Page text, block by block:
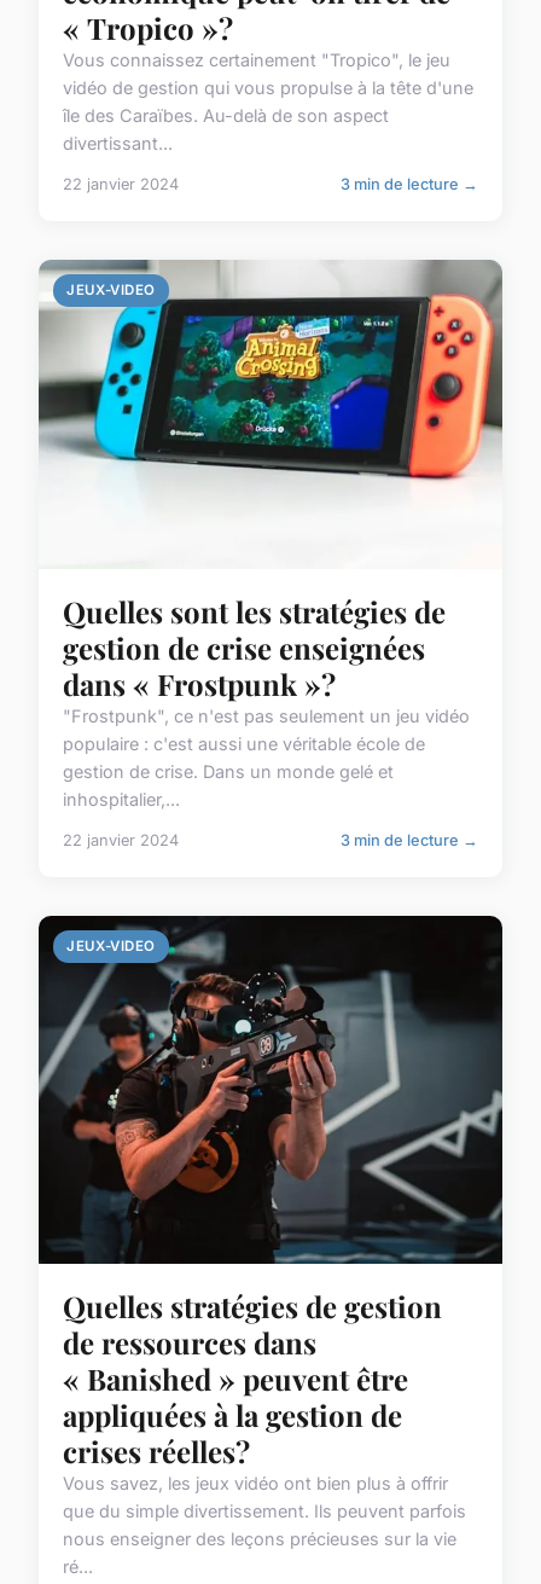
« Tropico »?
Vous connaissez certainement "Tropico", le jeu
vidéo de gestion qui vous propulse à la tête d'une
île des Caraïbes. Au-delà de son aspect
divertissant...
22 janvier 2024 3 min de lecture →
JEUX-VIDEO
Quelles sont les stratégies de
gestion de crise enseignées
dans « Frostpunk »?
"Frostpunk", ce n'est pas seulement un jeu vidéo
populaire : c'est aussi une véritable école de
gestion de crise. Dans un monde gelé et
inhospitalier,...
22 janvier 2024 3 min de lecture →
JEUX-VIDEO
Quelles stratégies de gestion
de ressources dans
« Banished » peuvent être
appliquées à la gestion de
crises réelles?
Vous savez, les jeux vidéo ont bien plus à offrir
que du simple divertissement. Ils peuvent parfois
nous enseigner des leçons précieuses sur la vie
ré...